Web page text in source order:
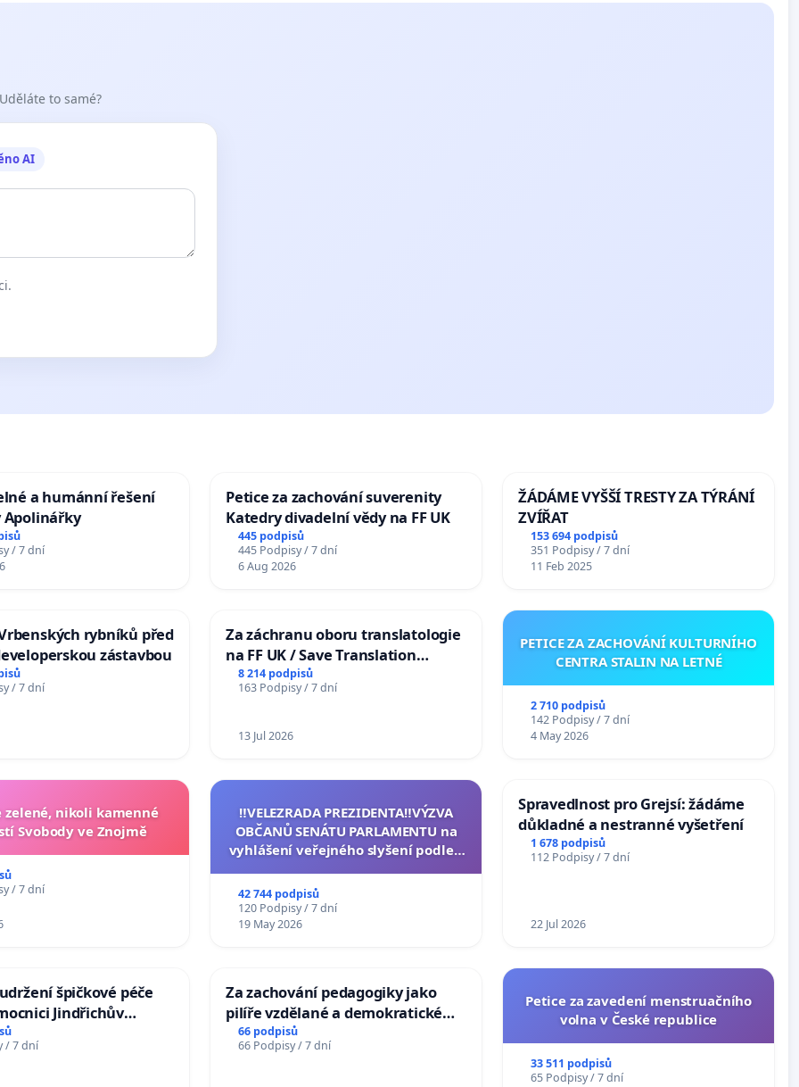
to samé?
AI
a humánní řešení
Apolinářky
/ 7 dní
Petice za zachování suverenity
Katedry divadelní vědy na FF UK
445 podpisů
445 Podpisy / 7 dní
6 Aug 2026
ŽÁDÁME VYŠŠÍ TRESTY ZA TÝRÁNÍ
ZVÍŘAT
153 694 podpisů
351 Podpisy / 7 dní
11 Feb 2025
rybníků před
zástavbou
/ 7 dní
Za záchranu oboru translatologie
na FF UK / Save Translation
Studies at the Faculty of Arts,
Charles University
8 214 podpisů
163 Podpisy / 7 dní
13 Jul 2026
PETICE ZA ZACHOVÁNÍ KULTURNÍHO
CENTRA STALIN NA LETNÉ
2 710 podpisů
142 Podpisy / 7 dní
4 May 2026
zelené, nikoli kamenné
Svobody ve Znojmě
/ 7 dní
‼️VELEZRADA PREZIDENTA‼️VÝZVA
OBČANŮ SENÁTU PARLAMENTU na
vyhlášení veřejného slyšení podle §
na přijetí usnesení k podání ústavní
žaloby na prezidenta republiky
42 744 podpisů
120 Podpisy / 7 dní
19 May 2026
Spravedlnost pro Grejsí: žádáme
důkladné a nestranné vyšetření
1 678 podpisů
112 Podpisy / 7 dní
22 Jul 2026
špičkové péče
Jindřichův
/ 7 dní
Za zachování pedagogiky jako
pilíře vzdělané a demokratické
společnosti
66 podpisů
66 Podpisy / 7 dní
Petice za zavedení menstruačního
volna v České republice
33 511 podpisů
65 Podpisy / 7 dní